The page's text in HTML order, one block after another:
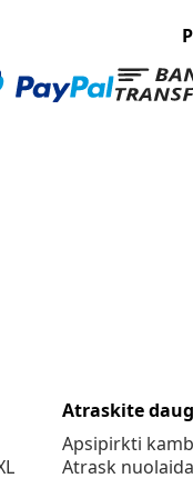
Atraskite
Apsipirkti
Atrask